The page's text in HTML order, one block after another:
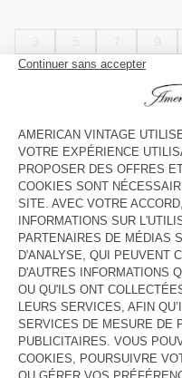
9
VOIR LA
VOIR LE LOOK
DESCRIPTION